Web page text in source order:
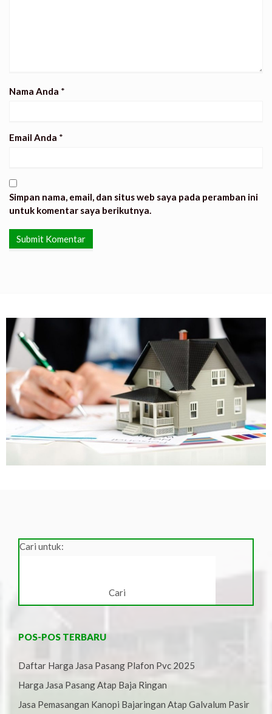
Nama Anda *
Email Anda *
Simpan nama, email, dan situs web saya pada peramban ini
untuk komentar saya berikutnya.
Cari untuk:
POS-POS TERBARU
Daftar Harga Jasa Pasang Plafon Pvc 2025
Harga Jasa Pasang Atap Baja Ringan
Jasa Pemasangan Kanopi Bajaringan Atap Galvalum Pasir